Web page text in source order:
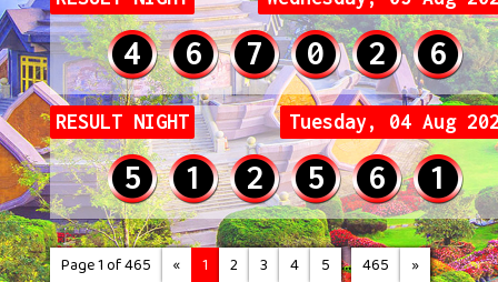
4 6 7 0 2 6
RESULT NIGHT Tuesday, 04 Aug
5 1 2 5 6 1
Page 1 of 465 « 1 2 3 4 5 ... 465 »